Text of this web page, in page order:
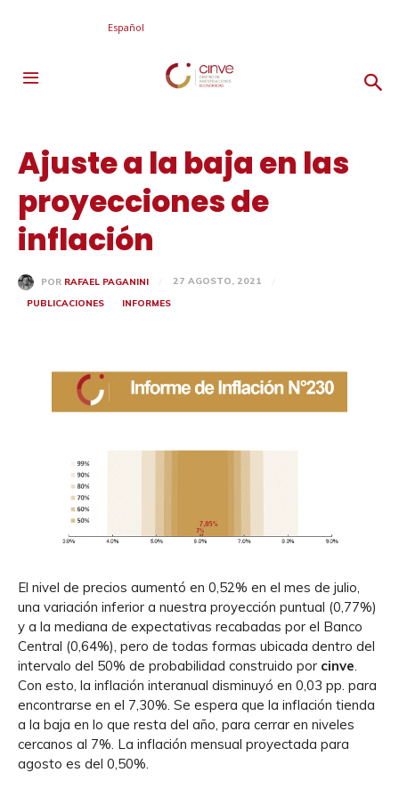
Español
Ajuste a la baja en las
proyecciones de
inflación
POR RAFAEL PAGANINI
27 AGOSTO, 2021
PUBLICACIONES
INFORMES
El nivel de precios aumentó en 0,52% en el mes de julio,
una variación inferior a nuestra proyección puntual (0,77%)
y a la mediana de expectativas recabadas por el Banco
Central (0,64%), pero de todas formas ubicada dentro del
intervalo del 50% de probabilidad construido por cinve.
Con esto, la inflación interanual disminuyó en 0,03 pp. para
encontrarse en el 7,30%. Se espera que la inflación tienda
a la baja en lo que resta del año, para cerrar en niveles
cercanos al 7%. La inflación mensual proyectada para
agosto es del 0,50%.